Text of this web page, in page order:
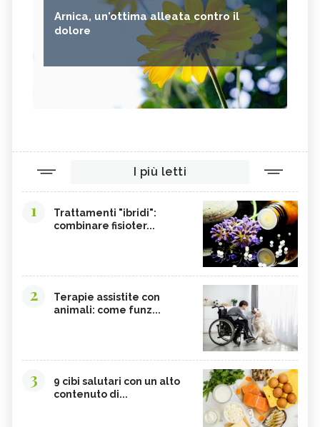
Arnica, un'ottima alleata contro il
dolore
I più letti
1
Trattamenti "ibridi":
combinare fisioter...
2
Terapie assistite con
animali: come funz...
3
9 cibi salutari con un alto
contenuto di...